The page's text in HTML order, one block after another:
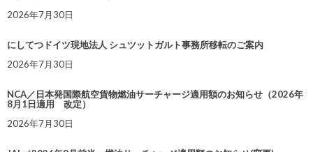
2026年7月30日
にしてつドイツ現地法人 シュツットガルト事務所移転のご案内
2026年7月30日
NCA／日本発国際航空貨物燃油サーチャージ適用額のお知らせ（2026年
8月1日適用 改定）
2026年7月30日